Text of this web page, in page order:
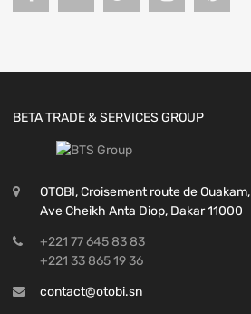
BETA TRADE & SERVICES GROUP
OTOBI, Croisement route de Ouakam,
Ave Cheikh Anta Diop, Dakar 11000
+221 77 645 83 83
+221 33 865 19 36
contact@otobi.sn